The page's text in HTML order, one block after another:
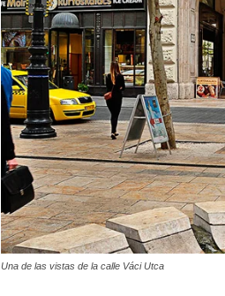
Una de las vistas de la calle Váci Utca